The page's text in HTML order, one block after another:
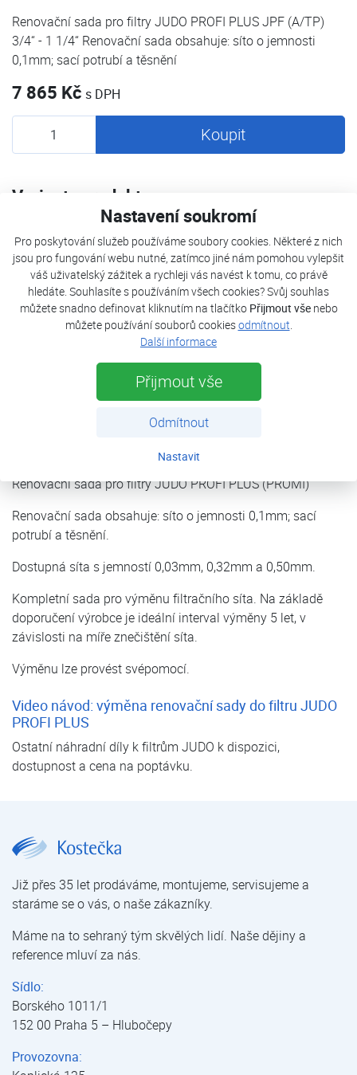
Nastavení soukromí
Pro poskytování služeb používáme soubory cookies. Některé z nich
jsou pro fungování webu nutné, zatímco jiné nám pomohou vylepšit
váš uživatelský zážitek a rychleji vás navést k tomu, co právě
hledáte. Souhlasíte s používáním všech cookies? Svůj souhlas
můžete snadno definovat kliknutím na tlačítko Přijmout všenebo
můžete používání souborů cookiesodmítnout.
Další informace
Přijmout vše
Odmítnout
Nastavit
Renovační sada pro filtry JUDO PROFI PLUS JPF (A/TP)
3/4“ - 1 1/4“ Renovační sada obsahuje: síto o jemnosti
0,1mm; sací potrubí a těsnění
7 865 Kč s DPH
Koupit
Varianty produktu
JUDO Sada JPF 3/4" - 1 1/4"
JUDO Sada JPF 1 1/2“ - DN65
JUDO Sada JPF DN80 - DN200
Popis
Parametry
Renovační sada pro filtry JUDO PROFI PLUS (PROMI)
Renovační sada obsahuje: síto o jemnosti 0,1mm; sací
potrubí a těsnění.
Dostupná síta s jemností 0,03mm, 0,32mm a 0,50mm.
Kompletní sada pro výměnu filtračního síta. Na základě
doporučení výrobce je ideální interval výměny 5 let, v
závislosti na míře znečištění síta.
Výměnu lze provést svépomocí.
Video návod: výměna renovační sady do filtru JUDO
PROFI PLUS
Ostatní náhradní díly k filtrům JUDO k dispozici,
dostupnost a cena na poptávku.
Již přes 35 let prodáváme, montujeme, servisujeme a
staráme se o vás, o naše zákazníky.
Máme na to sehraný tým skvělých lidí. Naše dějiny a
reference mluví za nás.
Sídlo:
Borského 1011/1
152 00 Praha 5 – Hlubočepy
Provozovna: